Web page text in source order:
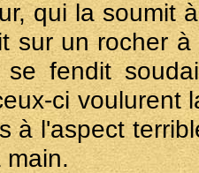
qui la soumit
sur un rocher
se fendit
ci voulurent
à l'aspect
main.